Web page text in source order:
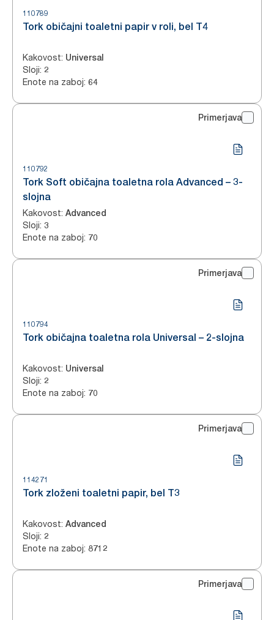
110789
Tork običajni toaletni papir v roli, bel T4
Kakovost: Universal
Sloji: 2
Enote na zaboj: 64
Primerjava
110792
Tork Soft običajna toaletna rola Advanced – 3-
slojna
Kakovost: Advanced
Sloji: 3
Enote na zaboj: 70
Primerjava
110794
Tork običajna toaletna rola Universal – 2-slojna
Kakovost: Universal
Sloji: 2
Enote na zaboj: 70
Primerjava
114271
Tork zloženi toaletni papir, bel T3
Kakovost: Advanced
Sloji: 2
Enote na zaboj: 8712
Primerjava